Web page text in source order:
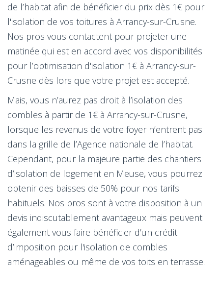
de l’habitat afin de bénéficier du prix dès 1€ pour
l'isolation de vos toitures à Arrancy-sur-Crusne.
Nos pros vous contactent pour projeter une
matinée qui est en accord avec vos disponibilités
pour l’optimisation d'isolation 1€ à Arrancy-sur-
Crusne dès lors que votre projet est accepté.
Mais, vous n’aurez pas droit à l’isolation des
combles à partir de 1€ à Arrancy-sur-Crusne,
lorsque les revenus de votre foyer n’entrent pas
dans la grille de l’Agence nationale de l’habitat.
Cependant, pour la majeure partie des chantiers
d’isolation de logement en Meuse, vous pourrez
obtenir des baisses de 50% pour nos tarifs
habituels. Nos pros sont à votre disposition à un
devis indiscutablement avantageux mais peuvent
également vous faire bénéficier d’un crédit
d’imposition pour l'isolation de combles
aménageables ou même de vos toits en terrasse.